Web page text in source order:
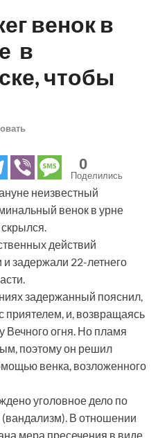
венок в
в
чтобы
0
Поделились
неизвестный
венок в урне
скрылся.
действий
задержали 22-летнего
задержанный пояснил,
приятелем, и, возвращаясь
Вечного огня. Но пламя
поэтому он решил
венка, возложенного
уголовное дело по
(вандализм). В отношении
мера пресечения в виде